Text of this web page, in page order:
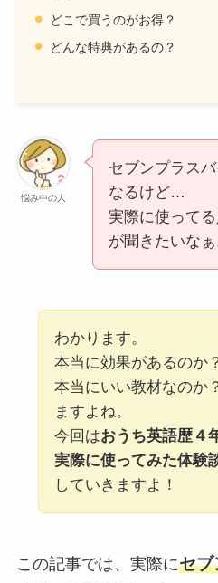
どこで買うのがお得？
どんな特典があるの？
悩み中の人
セブンプラス
なるけど…
実際に使って
が聞きたいなぁ
わかります。
本当に効果があるのか
本当にいい教材なのか
ますよね。
今回はおうち英語歴４
実際に使ってみた体験
していきますよ！
この記事では、実際にセブ